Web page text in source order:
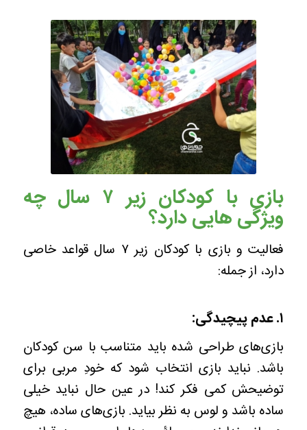
بازی با کودکان زیر ۷ سال چه
ویژگی هایی دارد؟
فعالیت و بازی با کودکان زیر ۷ سال قواعد خاصی
دارد، از جمله:
۱. عدم پیچیدگی:
بازی‌های طراحی‌‌ شده باید متناسب با سن کودکان
باشد. نباید بازی انتخاب شود که خودِ مربی برای
توضیحش کمی فکر کند! در عین حال نباید خیلی
ساده باشد و لوس به‌ نظر بیاید. بازی‌های ساده، هیچ